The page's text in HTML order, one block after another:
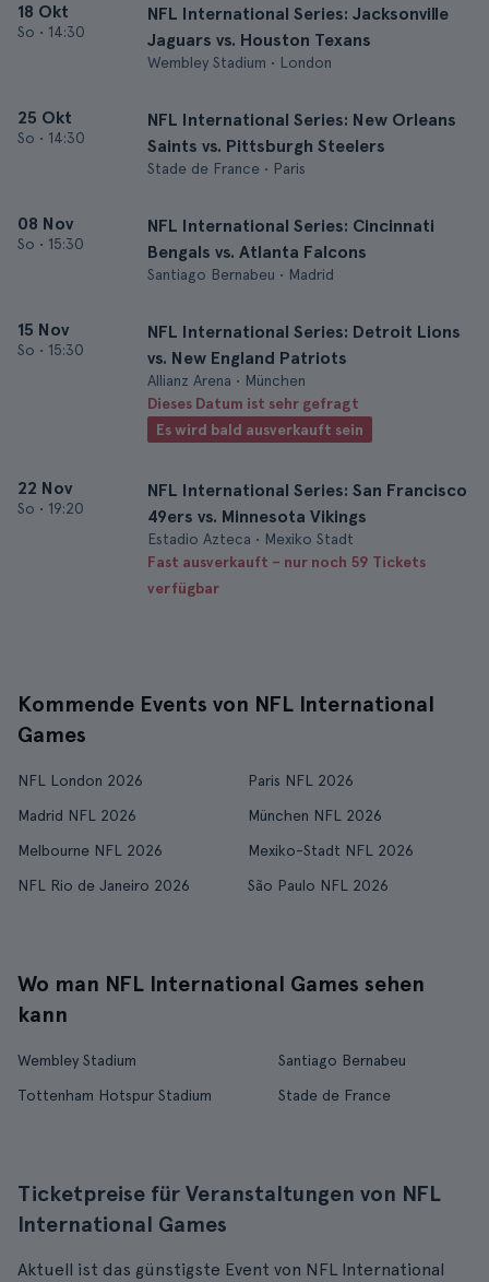
18 Okt
So • 14:30
NFL International Series: Jacksonville
Jaguars vs. Houston Texans
Wembley Stadium • London
25 Okt
So • 14:30
NFL International Series: New Orleans
Saints vs. Pittsburgh Steelers
Stade de France • Paris
08 Nov
So • 15:30
NFL International Series: Cincinnati
Bengals vs. Atlanta Falcons
Santiago Bernabeu • Madrid
15 Nov
So • 15:30
NFL International Series: Detroit Lions
vs. New England Patriots
Allianz Arena • München
Dieses Datum ist sehr gefragt
Es wird bald ausverkauft sein
22 Nov
So • 19:20
NFL International Series: San Francisco
49ers vs. Minnesota Vikings
Estadio Azteca • Mexiko Stadt
Fast ausverkauft – nur noch 59 Tickets
verfügbar
Kommende Events von NFL International
Games
NFL London 2026
Paris NFL 2026
Madrid NFL 2026
München NFL 2026
Melbourne NFL 2026
Mexiko-Stadt NFL 2026
NFL Rio de Janeiro 2026
São Paulo NFL 2026
Wo man NFL International Games sehen
kann
Wembley Stadium
Santiago Bernabeu
Tottenham Hotspur Stadium
Stade de France
Ticketpreise für Veranstaltungen von NFL
International Games
Aktuell ist das günstigste Event von NFL International